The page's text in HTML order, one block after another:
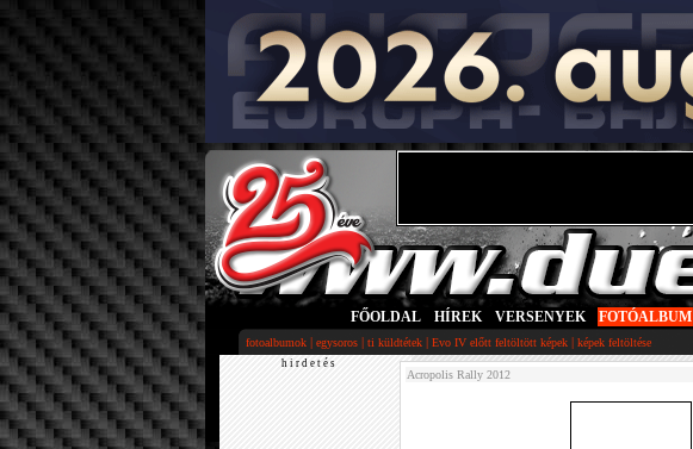
FŐOLDAL HÍREK VERSENYEK FOTÓALBUM
fotoalbumok | egysoros | ti küldtétek | Evo IV előtt feltöltött képek | képek feltöltése
h i r d e t é s
Acropolis Rally 2012